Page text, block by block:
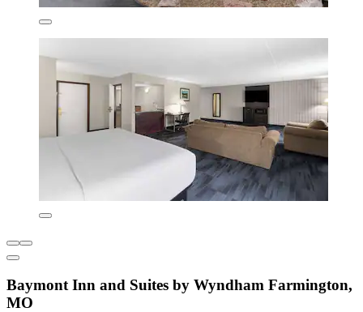
Baymont Inn and Suites by Wyndham Farmington,
MO